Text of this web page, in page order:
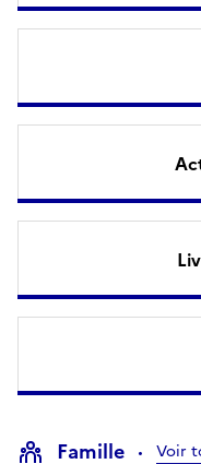
Famille Voir